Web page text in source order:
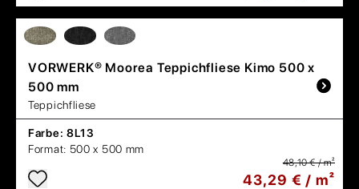
VORWERK® Moorea Teppichfliese Kimo 500 x
500 mm
Teppichfliese
Farbe: 8L13
Format: 500 x 500 mm
48,10 € / m²
43,29 € / m²